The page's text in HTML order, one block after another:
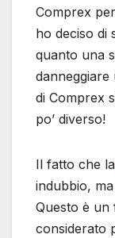
Comprex
ho deciso di
quanto una
danneggiare
di Comprex
po’ diverso!
Il fatto che la
indubbio,
Questo è un
considerato